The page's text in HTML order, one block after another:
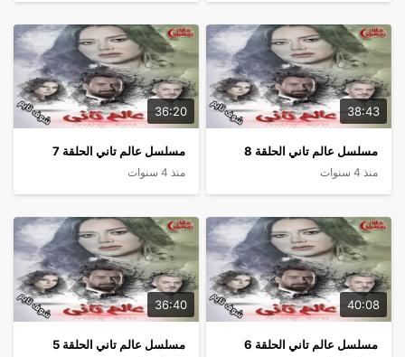
38:43
مسلسل عالم تاني الحلقة 8
منذ 4 سنوات
36:20
مسلسل عالم تاني الحلقة 7
منذ 4 سنوات
40:08
مسلسل عالم تاني الحلقة 6
36:40
مسلسل عالم تاني الحلقة 5